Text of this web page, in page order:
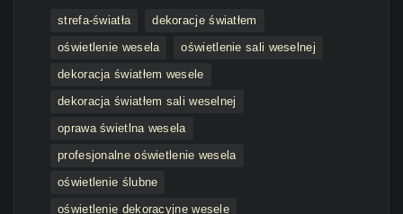
strefa-światła
dekoracje światłem
oświetlenie wesela
oświetlenie sali weselnej
dekoracja światłem wesele
dekoracja światłem sali weselnej
oprawa świetlna wesela
profesjonalne oświetlenie wesela
oświetlenie ślubne
oświetlenie dekoracyjne wesele